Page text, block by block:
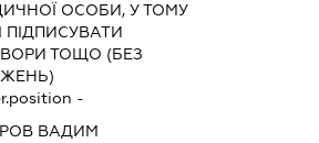
ОСОБИ, У ТОМУ
ПІДПИСУВАТИ
ТОЩО (БЕЗ
-
ВАДИМ